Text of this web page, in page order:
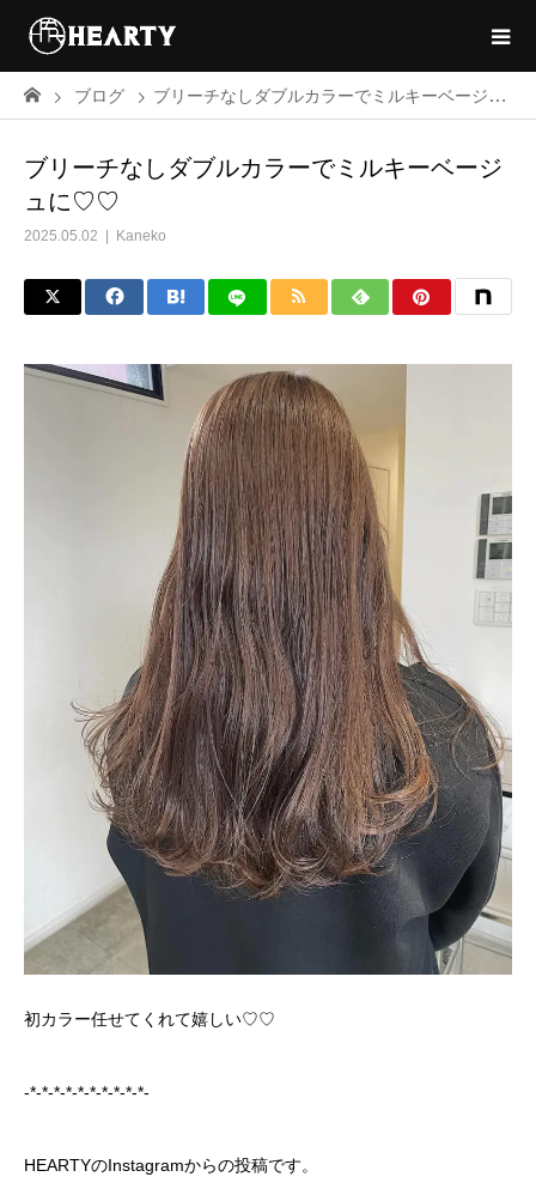
ブログ ブリーチなしダブルカラーでミルキーベージュに♡♡
ブリーチなしダブルカラーでミルキーベージ
ュに♡♡
2025.05.02 Kaneko
初カラー任せてくれて嬉しい♡♡
-*-*-*-*-*-*-*-*-*-*-
HEARTYのInstagramからの投稿です。